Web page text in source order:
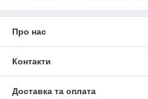
Про нас
Контакти
Доставка та оплата